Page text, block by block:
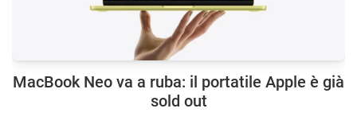
MacBook Neo va a ruba: il portatile Apple è già
sold out